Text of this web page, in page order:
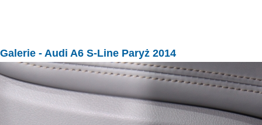
Galerie - Audi A6 S-Line Paryż 2014